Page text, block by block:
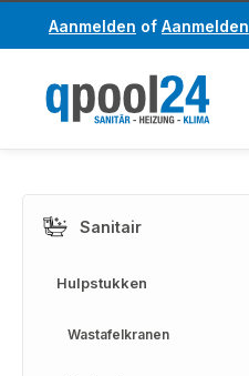
naar de hoofdinhoud
Ga naar de zoekopdracht
Aanmelden of Aanmelden
Sanitair
Hulpstukken
Wastafelkranen